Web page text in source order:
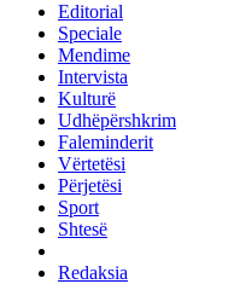
Editorial
Speciale
Mendime
Intervista
Kulturë
Udhëpërshkrim
Faleminderit
Vërtetësi
Përjetësi
Sport
Shtesë
Redaksia